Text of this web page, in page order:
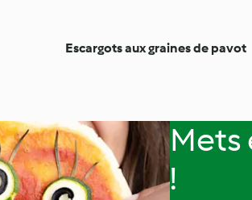
Escargots aux graines de pavot
Mets
!